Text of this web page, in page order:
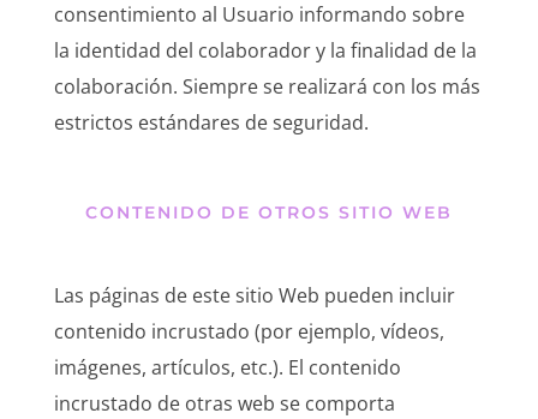
consentimiento al Usuario informando sobre
la identidad del colaborador y la finalidad de la
colaboración. Siempre se realizará con los más
estrictos estándares de seguridad.
CONTENIDO DE OTROS SITIO WEB
Las páginas de este sitio Web pueden incluir
contenido incrustado (por ejemplo, vídeos,
imágenes, artículos, etc.). El contenido
incrustado de otras web se comporta